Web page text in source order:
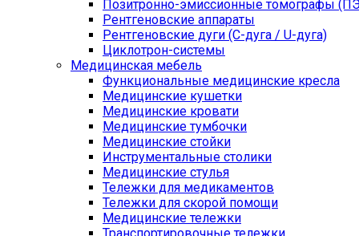
Позитронно-эмиссионные томографы
Рентгеновские аппараты
Рентгеновские дуги (С-дуга / U-дуга)
Циклотрон-системы
Медицинская мебель
Функциональные медицинские кресла
Медицинские кушетки
Медицинские кровати
Медицинские тумбочки
Медицинские стойки
Инструментальные столики
Медицинские стулья
Тележки для медикаментов
Тележки для скорой помощи
Медицинские тележки